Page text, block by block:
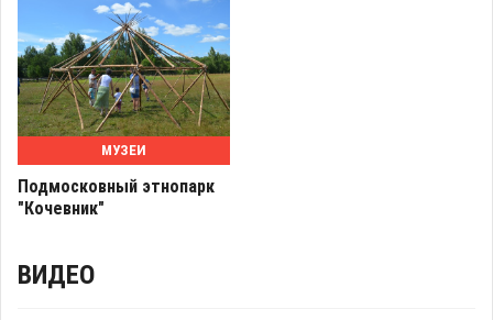
МУЗЕИ
Подмосковный этнопарк
"Кочевник"
ВИДЕО